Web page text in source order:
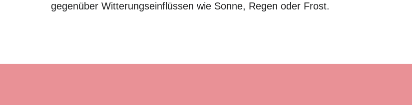
gegenüber Witterungseinflüssen wie Sonne, Regen oder Frost.